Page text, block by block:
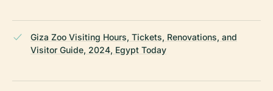
Giza Zoo Visiting Hours, Tickets, Renovations, and
Visitor Guide, 2024, Egypt Today